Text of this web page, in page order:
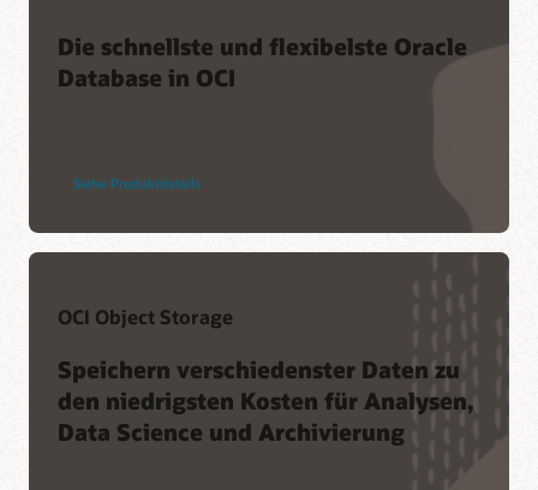
Die schnellste und flexibelste Oracle
Database in OCI
Siehe Produktdetails
OCI Object Storage
Speichern verschiedenster Daten zu
den niedrigsten Kosten für Analysen,
Data Science und Archivierung